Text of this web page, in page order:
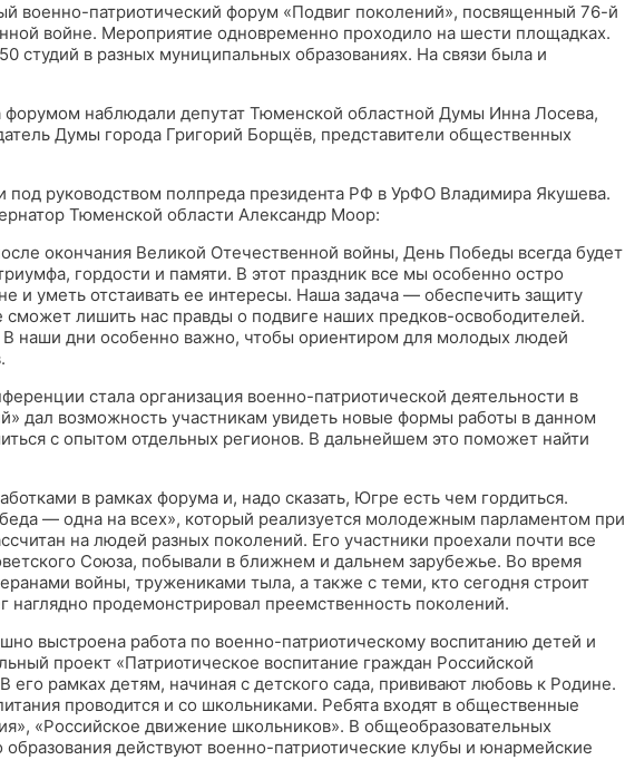
военно-патриотический форум «Подвиг поколений», посвященный 76-й
войне. Мероприятие одновременно проходило на шести площадках.
студий в разных муниципальных образованиях. На связи была и
форумом наблюдали депутат Тюменской областной Думы Инна Лосева,
Думы города Григорий Борщёв, представители общественных
руководством полпреда президента РФ в УрФО Владимира Якушева.
Тюменской области Александр Моор:
окончания Великой Отечественной войны, День Победы всегда будет
гордости и памяти. В этот праздник все мы особенно остро
и уметь отстаивать ее интересы. Наша задача — обеспечить защиту
сможет лишить нас правды о подвиге наших предков-освободителей.
наши дни особенно важно, чтобы ориентиром для молодых людей
стала организация военно-патриотической деятельности в
дал возможность участникам увидеть новые формы работы в данном
с опытом отдельных регионов. В дальнейшем это поможет найти
в рамках форума и, надо сказать, Югре есть чем гордиться.
— одна на всех», который реализуется молодежным парламентом при
на людей разных поколений. Его участники проехали почти все
Союза, побывали в ближнем и дальнем зарубежье. Во время
войны, тружениками тыла, а также с теми, кто сегодня строит
продемонстрировал преемственность поколений.
выстроена работа по военно-патриотическому воспитанию детей и
проект «Патриотическое воспитание граждан Российской
рамках детям, начиная с детского сада, прививают любовь к Родине.
проводится и со школьниками. Ребята входят в общественные
«Российское движение школьников». В общеобразовательных
действуют военно-патриотические клубы и юнармейские